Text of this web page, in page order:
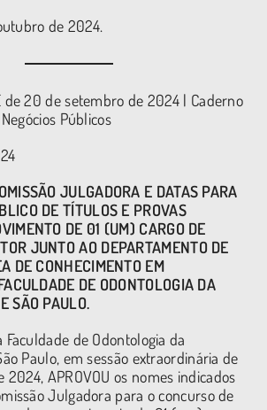
de 2024.
de 20 de setembro de 2024 | Caderno
Públicos
JULGADORA E DATAS PARA
DE TÍTULOS E PROVAS
DE 01 (UM) CARGO DE
JUNTO AO DEPARTAMENTO DE
DE CONHECIMENTO EM
DE ODONTOLOGIA DA
SÃO PAULO.
Faculdade de Odontologia da
Paulo, em sessão extraordinária de
2024, APROVOU os nomes indicados
Julgadora para o concurso de